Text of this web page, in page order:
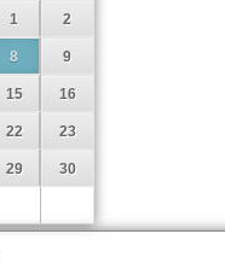
1 2
8 9
15 16
22 23
29 30